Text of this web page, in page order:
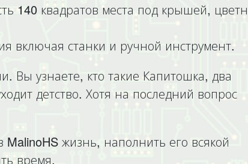
140 квадратов места под крышей,
включая станки и ручной инструмент.
Вы узнаете, кто такие Капитошка, два
детство. Хотя на последний вопрос
жизнь, наполнить его всякой
время.